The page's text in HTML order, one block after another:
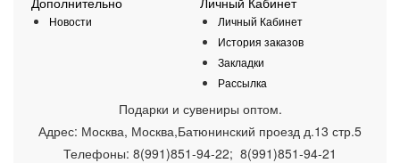
Новости
Личный Кабинет
История заказов
Закладки
Рассылка
Подарки и сувениры оптом.
Адрес: Москва, Москва,Батюнинский проезд д.13 стр.5
Телефоны: 8(991)851-94-22; 8(991)851-94-21